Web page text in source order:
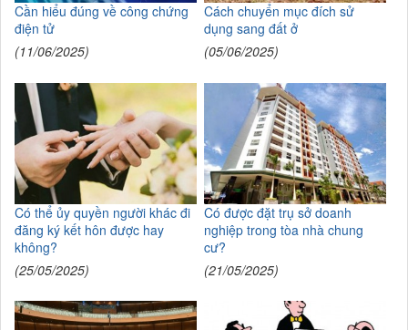
Cần hiểu đúng về công chứng
điện tử
(11/06/2025)
Cách chuyển mục đích sử
dụng sang đất ở
(05/06/2025)
Có thể ủy quyền người khác đi
đăng ký kết hôn được hay
không?
(25/05/2025)
Có được đặt trụ sở doanh
nghiệp trong tòa nhà chung
cư?
(21/05/2025)